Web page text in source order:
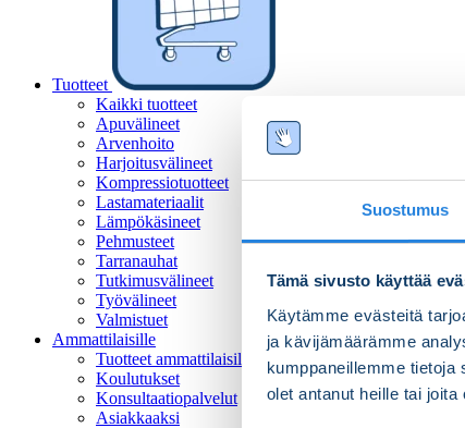
Suostumus
Tämä sivusto käyttää
Käytämme evästeitä
ja kävijämäärämme
kumppaneillemme
olet antanut heille tai
Tuotteet
Kaikki tuotteet
Apuvälineet
Arvenhoito
Harjoitusvälineet
Kompressiotuotteet
Lastamateriaalit
Lämpökäsineet
Pehmusteet
Tarranauhat
Tutkimusvälineet
Työvälineet
Valmistuet
Ammattilaisille
Tuotteet ammattilaisille
Koulutukset
Konsultaatiopalvelut
Asiakkaaksi